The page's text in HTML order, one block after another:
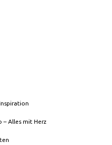
– Alles mit Herz